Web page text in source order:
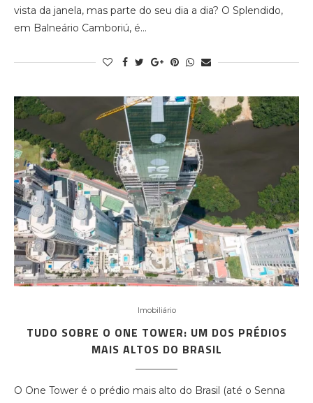
vista da janela, mas parte do seu dia a dia? O Splendido,
em Balneário Camboriú, é…
Imobiliário
TUDO SOBRE O ONE TOWER: UM DOS PRÉDIOS
MAIS ALTOS DO BRASIL
O One Tower é o prédio mais alto do Brasil (até o Senna